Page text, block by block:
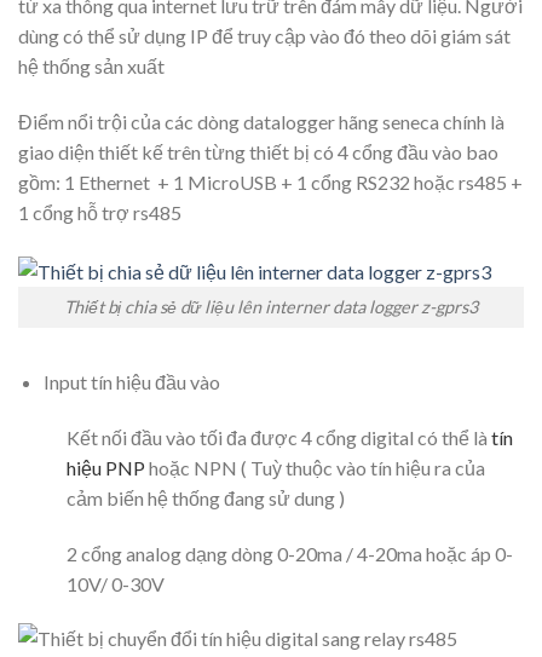
từ xa thông qua internet lưu trữ trên đám mây dữ liệu. Người
dùng có thể sử dụng IP để truy cập vào đó theo dõi giám sát
hệ thống sản xuất
Điểm nổi trội của các dòng datalogger hãng seneca chính là
giao diện thiết kế trên từng thiết bị có 4 cổng đầu vào bao
gồm: 1 Ethernet + 1 MicroUSB + 1 cổng RS232 hoặc rs485 +
1 cổng hỗ trợ rs485
Thiết bị chia sẻ dữ liệu lên interner data logger z-gprs3
Input tín hiệu đầu vào
Kết nối đầu vào tối đa được 4 cổng digital có thể là tín
hiệu PNP hoặc NPN ( Tuỳ thuộc vào tín hiệu ra của
cảm biến hệ thống đang sử dung )
2 cổng analog dạng dòng 0-20ma / 4-20ma hoặc áp 0-
10V/ 0-30V